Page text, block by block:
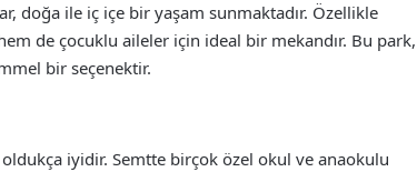
doğa ile iç içe bir yaşam sunmaktadır. Özellikle
de çocuklu aileler için ideal bir mekandır. Bu park,
bir seçenektir.
oldukça iyidir. Semtte birçok özel okul ve anaokulu